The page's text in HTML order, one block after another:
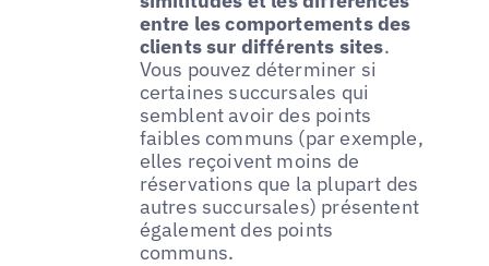
entre les comportements des
clients sur différents sites.
Vous pouvez déterminer si
certaines succursales qui
semblent avoir des points
faibles communs (par exemple,
elles reçoivent moins de
réservations que la plupart des
autres succursales) présentent
également des points
communs.